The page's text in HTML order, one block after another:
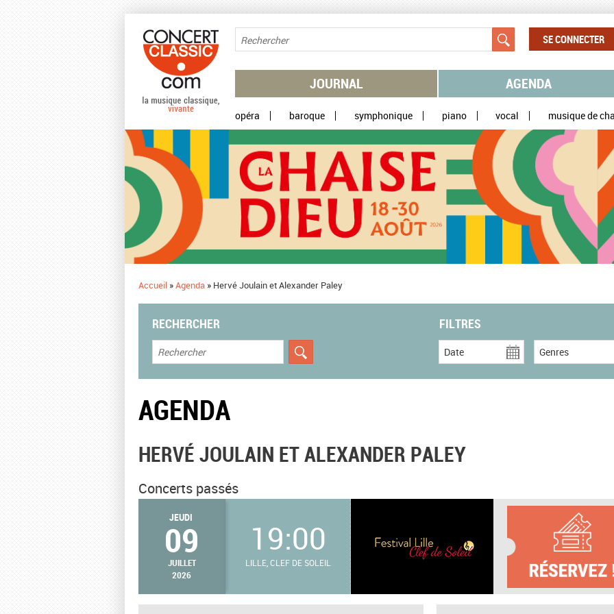
SE CONNECTER
JOURNAL AGENDA
opéra baroque symphonique piano vocal musique de
Accueil »Agenda » Hervé Joulain et Alexander Paley
RECHERCHER FILTRES
Date Genres
AGENDA
HERVÉ JOULAIN ET ALEXANDER PALEY
Concerts passés
JEUDI
09
JUILLET
2026
19:00
LILLE, CLEF DE SOLEIL